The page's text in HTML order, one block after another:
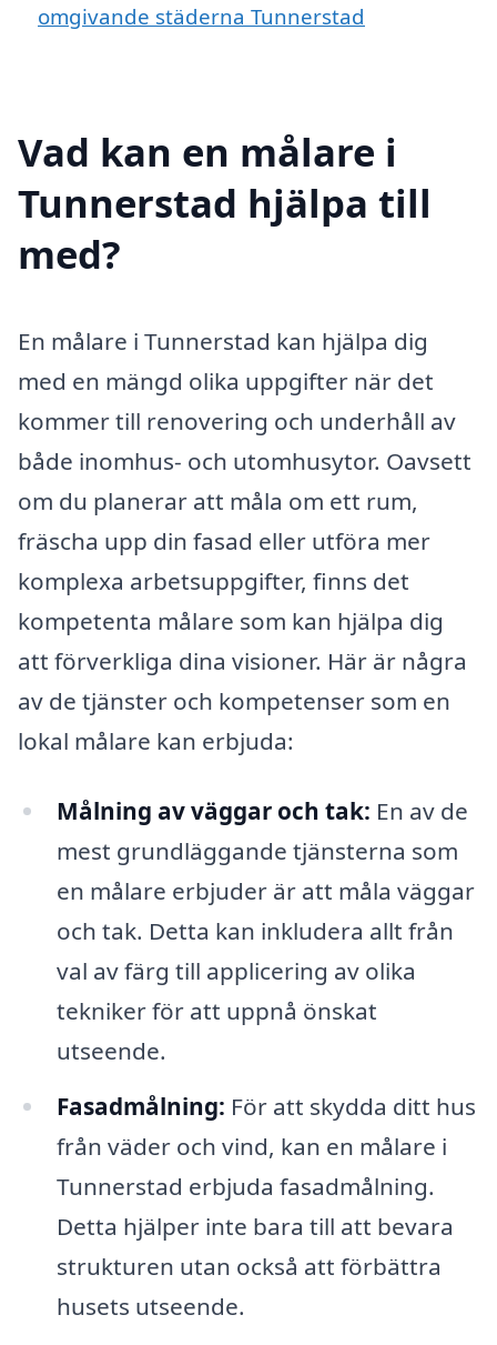
omgivande städerna Tunnerstad
Vad kan en målare i
Tunnerstad hjälpa till
med?
En målare i Tunnerstad kan hjälpa dig
med en mängd olika uppgifter när det
kommer till renovering och underhåll av
både inomhus- och utomhusytor. Oavsett
om du planerar att måla om ett rum,
fräscha upp din fasad eller utföra mer
komplexa arbetsuppgifter, finns det
kompetenta målare som kan hjälpa dig
att förverkliga dina visioner. Här är några
av de tjänster och kompetenser som en
lokal målare kan erbjuda:
Målning av väggar och tak: En av de
mest grundläggande tjänsterna som
en målare erbjuder är att måla väggar
och tak. Detta kan inkludera allt från
val av färg till applicering av olika
tekniker för att uppnå önskat
utseende.
Fasadmålning: För att skydda ditt hus
från väder och vind, kan en målare i
Tunnerstad erbjuda fasadmålning.
Detta hjälper inte bara till att bevara
strukturen utan också att förbättra
husets utseende.